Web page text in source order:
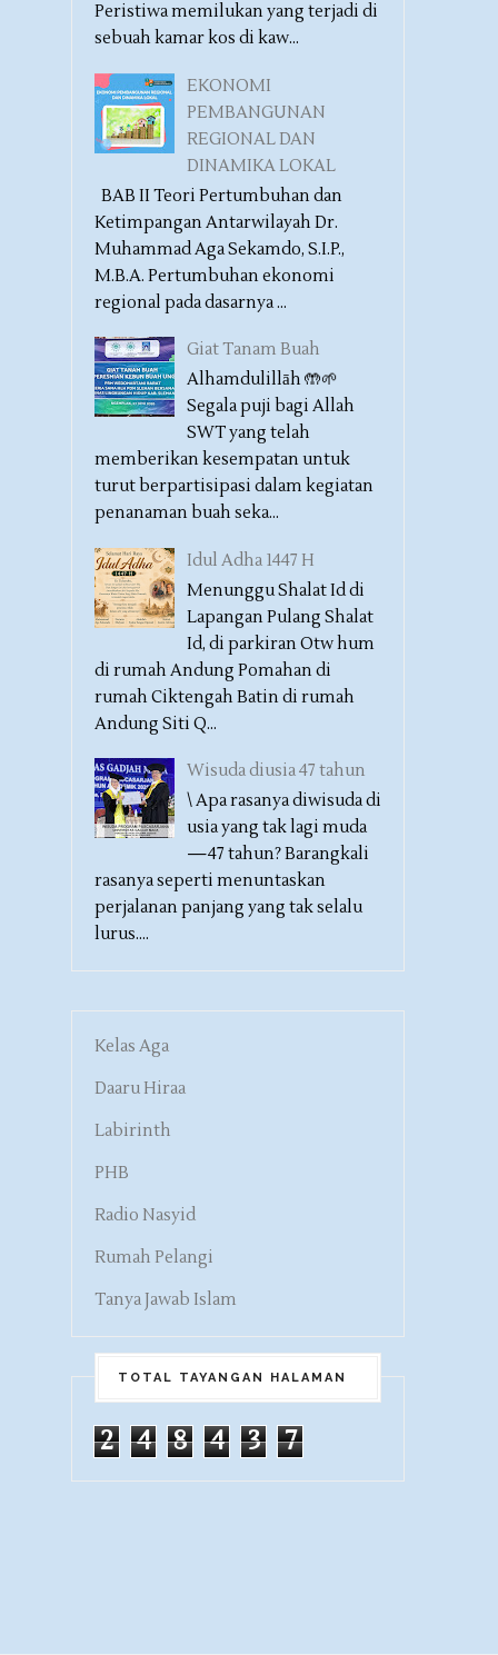
Peristiwa memilukan yang terjadi di
sebuah kamar kos di kaw...
EKONOMI
PEMBANGUNAN
REGIONAL DAN
DINAMIKA LOKAL
BAB II Teori Pertumbuhan dan
Ketimpangan Antarwilayah Dr.
Muhammad Aga Sekamdo, S.I.P.,
M.B.A. Pertumbuhan ekonomi
regional pada dasarnya ...
Giat Tanam Buah
Alhamdulillāh 🤲🌱
Segala puji bagi Allah
SWT yang telah
memberikan kesempatan untuk
turut berpartisipasi dalam kegiatan
penanaman buah seka...
Idul Adha 1447 H
Menunggu Shalat Id di
Lapangan Pulang Shalat
Id, di parkiran Otw hum
di rumah Andung Pomahan di
rumah Ciktengah Batin di rumah
Andung Siti Q...
Wisuda diusia 47 tahun
\ Apa rasanya diwisuda di
usia yang tak lagi muda
—47 tahun? Barangkali
rasanya seperti menuntaskan
perjalanan panjang yang tak selalu
lurus....
Kelas Aga
Daaru Hiraa
Labirinth
PHB
Radio Nasyid
Rumah Pelangi
Tanya Jawab Islam
TOTAL TAYANGAN HALAMAN
2 4 8 4 3 7